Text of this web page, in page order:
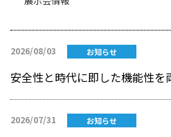
2026/08/03 お知らせ
2026/07/31 お知らせ